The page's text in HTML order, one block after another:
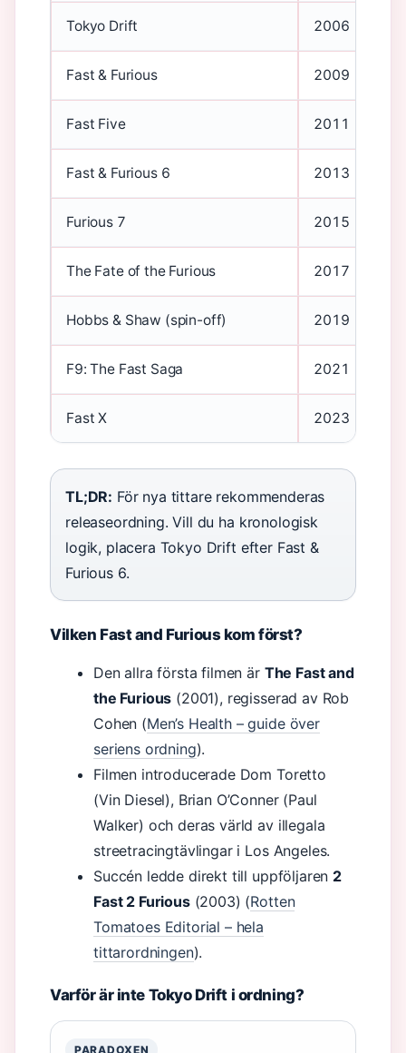
Tokyo Drift 2006
Fast & Furious 2009
Fast Five 2011
Fast & Furious 6 2013
Furious 7 2015
The Fate of the Furious 2017
Hobbs & Shaw (spin-off) 2019
F9: The Fast Saga 2021
Fast X 2023
TL;DR: För nya tittare rekommenderas
releaseordning. Vill du ha kronologisk
logik, placera Tokyo Drift efter Fast &
Furious 6.
Vilken Fast and Furious kom först?
Den allra första filmen är The Fast and
the Furious (2001), regisserad av Rob
Cohen (Men’s Health – guide över
seriens ordning).
Filmen introducerade Dom Toretto
(Vin Diesel), Brian O’Conner (Paul
Walker) och deras värld av illegala
streetracingtävlingar i Los Angeles.
Succén ledde direkt till uppföljaren 2
Fast 2 Furious(2003) (Rotten
Tomatoes Editorial – hela
tittarordningen).
Varför är inte Tokyo Drift i ordning?
PARADOXEN